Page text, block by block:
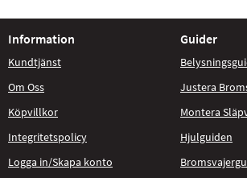
Information
Kundtjänst
Om Oss
Köpvillkor
Integritetspolicy
Logga in/Skapa konto
Guider
Justera
Montera
Hjulguiden